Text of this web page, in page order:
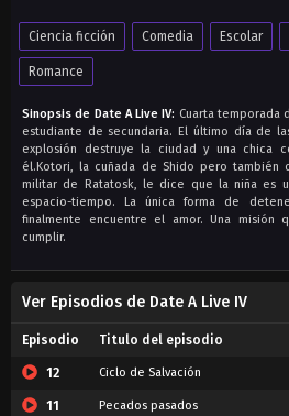
Ciencia ficción Comedia Escolar
Romance
Sinopsis de Date A Live IV: Cuarta temporada
estudiante de secundaria. El último día de
explosión destruye la ciudad y una chica
él.Kotori, la cuñada de Shido pero también
militar de Ratatosk, le dice que la niña es
espacio-tiempo. La única forma de
finalmente encuentre el amor. Una misión
cumplir.
Ver Episodios de Date A Live IV
Episodio Titulo del episodio
12 Ciclo de Salvación
11 Pecados pasados